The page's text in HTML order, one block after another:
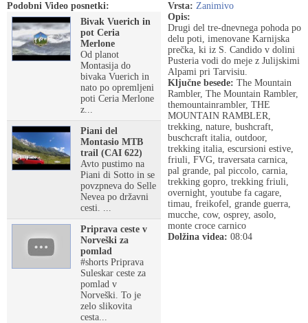
Podobni Video posnetki:
Bivak Vuerich in
pot Ceria
Merlone
Od planot
Montasija do
bivaka Vuerich in
nato po opremljeni
poti Ceria Merlone
z...
Piani del
Montasio MTB
trail (CAI 622)
Avto pustimo na
Piani di Sotto in se
povzpneva do Selle
Nevea po državni
cesti. ...
Priprava ceste v
Norveški za
pomlad
#shorts Priprava
Suleskar ceste za
pomlad v
Norveški. To je
zelo slikovita
cesta...
Vrsta: Zanimivo
Opis:
Drugi del tre-dnevnega pohoda po
delu poti, imenovane Karnijska
prečka, ki iz S. Candido v dolini
Pusteria vodi do meje z Julijskimi
Alpami pri Tarvisiu.
Ključne besede: The Mountain
Rambler, The Mountain Rambler,
themountainrambler, THE
MOUNTAIN RAMBLER,
trekking, nature, bushcraft,
buschcraft italia, outdoor,
trekking italia, escursioni estive,
friuli, FVG, traversata carnica,
pal grande, pal piccolo, carnia,
trekking gopro, trekking friuli,
overnight, youtube fa cagare,
timau, freikofel, grande guerra,
mucche, cow, osprey, asolo,
monte croce carnico
Dolžina videa: 08:04